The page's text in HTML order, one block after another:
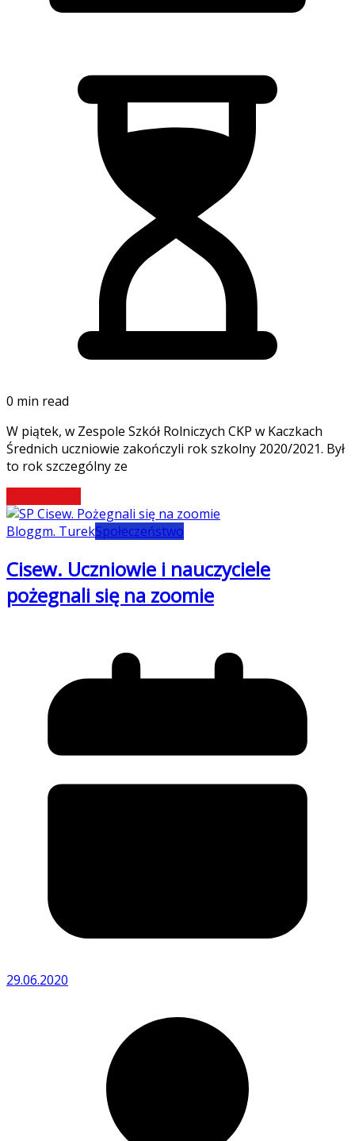
0 min read
W piątek, w Zespole Szkół Rolniczych CKP w Kaczkach
Średnich uczniowie zakończyli rok szkolny 2020/2021. Był
to rok szczególny ze
Bloggm. TurekSpołeczeństwo
Cisew. Uczniowie i nauczyciele
pożegnali się na zoomie
29.06.2020